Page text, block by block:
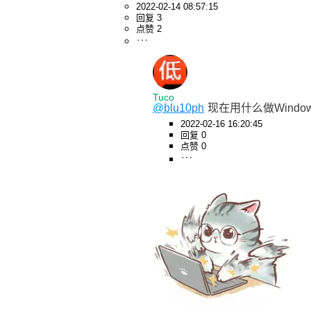
2022-02-14 08:57:15
回复 3
点赞 2
Tuco
@blu10ph 现在用什么做
2022-02-16 16:20:45
回复 0
点赞 0